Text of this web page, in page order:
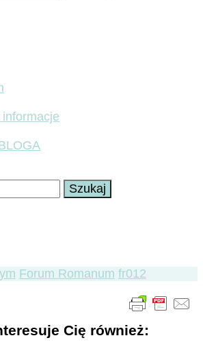
Forum Romanum fr012
Cię również: